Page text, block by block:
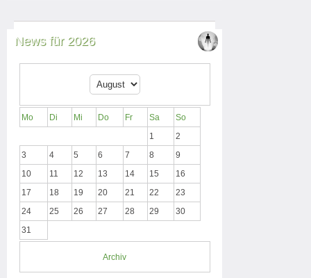
News für 2026
Mo Di Mi Do Fr Sa
So
1
2
3
4 5 6 7 8
9
10
11 12 13 14 15
16
17
18 19 20 21 22
23
24
25 26 27 28 29
30
31
Archiv